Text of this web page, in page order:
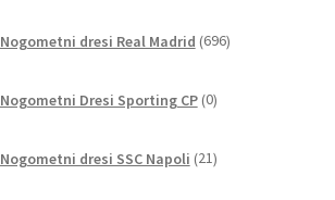
Nogometni dresi Real Madrid 696izdelkov
Nogometni Dresi Sporting CP 0izdelkov
Nogometni dresi SSC Napoli 21izdelkov